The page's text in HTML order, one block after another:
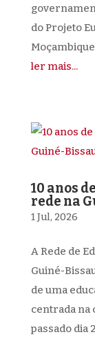
do Projeto
ler mais...
10 anos
rede na
1 Jul, 2026
A Rede de
Guiné-
de uma
centrada na
passado dia